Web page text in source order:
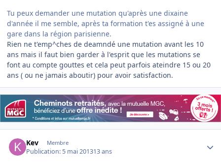
Tu peux demander une mutation qu'après une dixaine
d'année il me semble, après ta formation t'es assigné à une
gare dans la région parisienne.
Rien ne t'emp^ches de deamndé une mutation avant les 10
ans mais il faut bien garder à l'esprit que les mutations se
font au compte gouttes et cela peut parfois ateindre 15 ou 20
ans ( ou ne jamais aboutir) pour avoir satisfaction.
Kev Membre
Publication: 5 mai 201313 ans